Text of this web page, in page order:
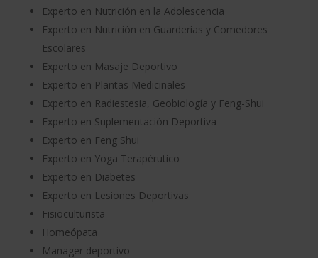
Experto en Nutrición en la Adolescencia
Experto en Nutrición en Guarderías y Comedores
Escolares
Experto en Masaje Deportivo
Experto en Plantas Medicinales
Experto en Radiestesia, Geobiología y Feng-Shui
Experto en Suplementación Deportiva
Experto en Feng Shui
Experto en Yoga Terapérutico
Experto en Diabetes
Experto en Lesiones Deportivas
Fisioculturista
Homeópata
Manager deportivo